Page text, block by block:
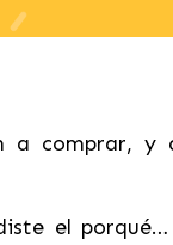
a comprar, y
el